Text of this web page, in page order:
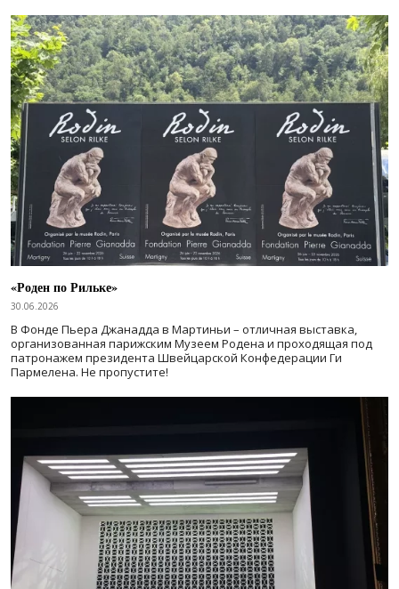
«Роден по Рильке»
30.06.2026
В Фонде Пьера Джанадда в Мартиньи – отличная выставка,
организованная парижским Музеем Родена и проходящая под
патронажем президента Швейцарской Конфедерации Ги
Пармелена. Не пропустите!